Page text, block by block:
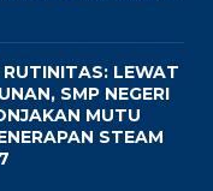
LEWAT
SMP NEGERI
MUTU
STEAM